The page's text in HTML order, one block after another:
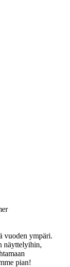
vuoden ympäri.
näyttelyihin,
pian!